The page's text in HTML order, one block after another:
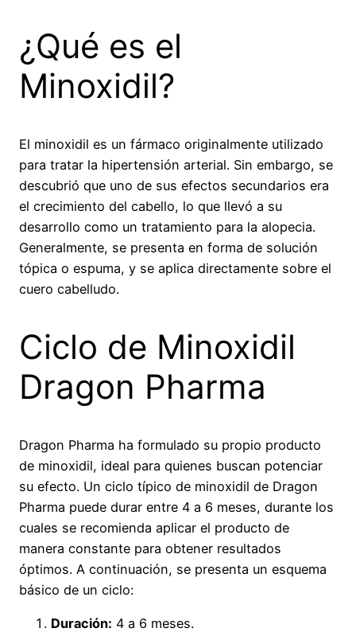
¿Qué es el
Minoxidil?
El minoxidil es un fármaco originalmente utilizado
para tratar la hipertensión arterial. Sin embargo, se
descubrió que uno de sus efectos secundarios era
el crecimiento del cabello, lo que llevó a su
desarrollo como un tratamiento para la alopecia.
Generalmente, se presenta en forma de solución
tópica o espuma, y se aplica directamente sobre el
cuero cabelludo.
Ciclo de Minoxidil
Dragon Pharma
Dragon Pharma ha formulado su propio producto
de minoxidil, ideal para quienes buscan potenciar
su efecto. Un ciclo típico de minoxidil de Dragon
Pharma puede durar entre 4 a 6 meses, durante los
cuales se recomienda aplicar el producto de
manera constante para obtener resultados
óptimos. A continuación, se presenta un esquema
básico de un ciclo:
Duración: 4 a 6 meses.